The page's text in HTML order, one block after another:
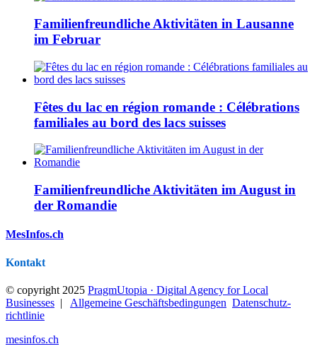
Familienfreundliche Aktivitäten in Lausanne
im Februar
Fêtes du lac en région romande : Célébrations
familiales au bord des lacs suisses
Familienfreundliche Aktivitäten im August in
der Romandie
MesInfos.ch
Kontakt
© copyright 2025 PragmUtopia · Digital Agency for Local
Businesses | Allgemeine Geschäftsbedingungen Datenschutz­
richtlinie
mesinfos.ch